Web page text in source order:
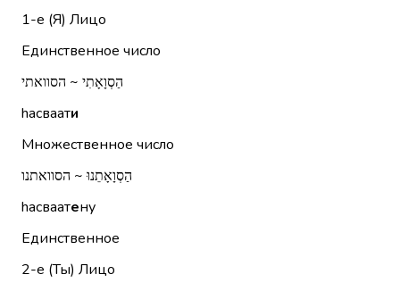
1-е (Я) Лицо
Единственное число
הַסְוָאָתִי ~ הסוואתי
hасваати
Множественное число
הַסְוָאָתֵנוּ ~ הסוואתנו
hасваатену
Единственное
2-е (Ты) Лицо